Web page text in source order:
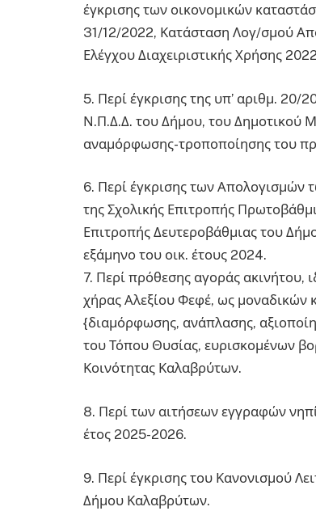
έγκρισης των οικονομικών
31/12/2022, Κατάσταση Λογ/σμού
Ελέγχου Διαχειριστικής Χρήσης
5. Περί έγκρισης της υπ’ αριθμ. 20/
Ν.Π.Δ.Δ. του Δήμου, του Δημοτικού
αναμόρφωσης-τροποποίησης του
6. Περί έγκρισης των
της Σχολικής Επιτροπής
Επιτροπής Δευτεροβάθμιας του
εξάμηνο του οικ. έτους 2024.
7. Περί πρόθεσης αγοράς ακινήτου,
χήρας Αλεξίου Φεφέ, ως
{διαμόρφωσης, ανάπλασης,
του Τόπου Θυσίας, ευρισκομένων
Κοινότητας Καλαβρύτων.
8. Περί των αιτήσεων εγγραφών
έτος 2025-2026.
9. Περί έγκρισης του Κανονισμού
Δήμου Καλαβρύτων.